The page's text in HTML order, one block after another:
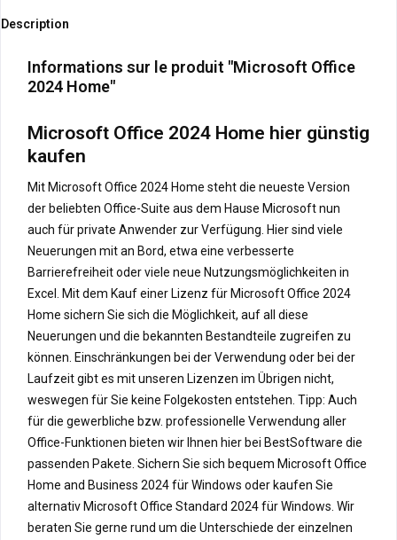
Description
Informations sur le produit "Microsoft Office
2024 Home"
Microsoft Office 2024 Home hier günstig
kaufen
Mit Microsoft Office 2024 Home steht die neueste Version
der beliebten Office-Suite aus dem Hause Microsoft nun
auch für private Anwender zur Verfügung. Hier sind viele
Neuerungen mit an Bord, etwa eine verbesserte
Barrierefreiheit oder viele neue Nutzungsmöglichkeiten in
Excel. Mit dem Kauf einer Lizenz für Microsoft Office 2024
Home sichern Sie sich die Möglichkeit, auf all diese
Neuerungen und die bekannten Bestandteile zugreifen zu
können. Einschränkungen bei der Verwendung oder bei der
Laufzeit gibt es mit unseren Lizenzen im Übrigen nicht,
weswegen für Sie keine Folgekosten entstehen. Tipp: Auch
für die gewerbliche bzw. professionelle Verwendung aller
Office-Funktionen bieten wir Ihnen hier bei BestSoftware die
passenden Pakete. Sichern Sie sich bequem Microsoft Office
Home and Business 2024 für Windows oder kaufen Sie
alternativ Microsoft Office Standard 2024 für Windows. Wir
beraten Sie gerne rund um die Unterschiede der einzelnen